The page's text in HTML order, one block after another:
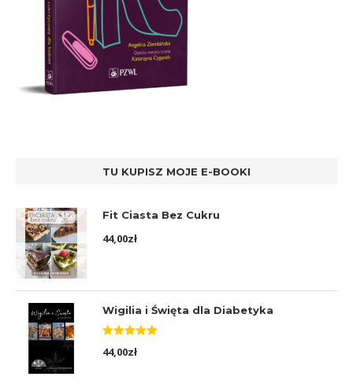
TU KUPISZ MOJE E-BOOKI
Fit Ciasta Bez Cukru
44,00zł
Wigilia i Święta dla Diabetyka
5.00na 5
44,00zł